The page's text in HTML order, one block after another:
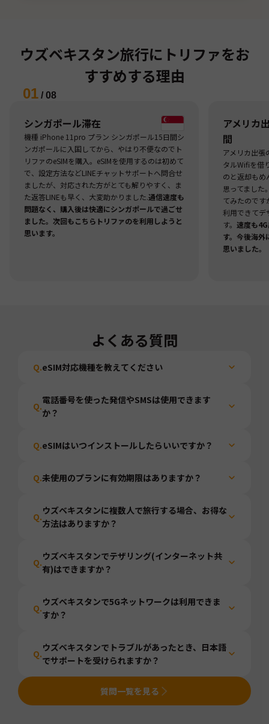
ウズベキスタン旅行にトリファをお
すすめする理由
01 / 08
シンガポール滞在
機種 iPhone 11pro プラン シンガポール15日間シ
ンガポールに入国してから、やはり不便なのでト
リファのeSIMを購入。eSIMを使用するのは初めて
で、設定方法などLINEチャットサポートへ問合せ
ましたが、対応された方がとても解りやすく、ま
た返答LINEも早く、大変助かりました.通信速度も
問題なく、購入後は快適にシンガポールで過ごせ
ました。次回もこちらトリファのを利用しようと
思います。
アメリカ
間
アメリカ出張
タルWifiを借
のと返却もめ
思ってまし
てみたのです
利用できてデ
す。 速度も
す。今後海外
思いました。
よくある質問
Q.eSIM対応機種を教えてください
Q.
電話番号を使った発信やSMSは使用できます
か？
Q.eSIMはいつインストールしたらいいですか？
Q.未使用のプランに有効期限はありますか？
Q.
ウズベキスタンに複数人で旅行する場合、お得な
方法はありますか？
Q.
ウズベキスタンでテザリング(インターネット共
有)はできますか？
Q.
ウズベキスタンで5Gネットワークは利用できま
すか？
Q.
ウズベキスタンでトラブルがあったとき、日本語
でサポートを受けられますか？
質問一覧を見る